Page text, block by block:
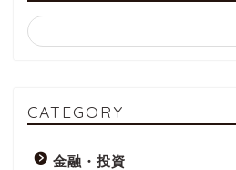
CATEGORY
金融・投資